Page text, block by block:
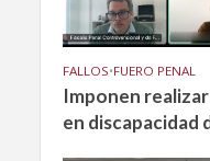
FALLOS•FUERO PENAL
Imponen
en discapacidad